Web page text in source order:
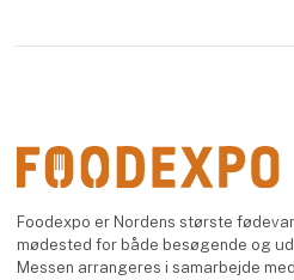
Foodexpo er Nordens største
mødested for både besøgende og
Messen arrangeres i samarbejde